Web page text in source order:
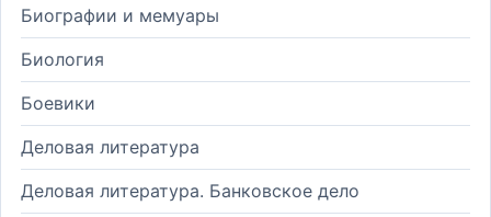
Биографии и мемуары
Биология
Боевики
Деловая литература
Деловая литература. Банковское дело